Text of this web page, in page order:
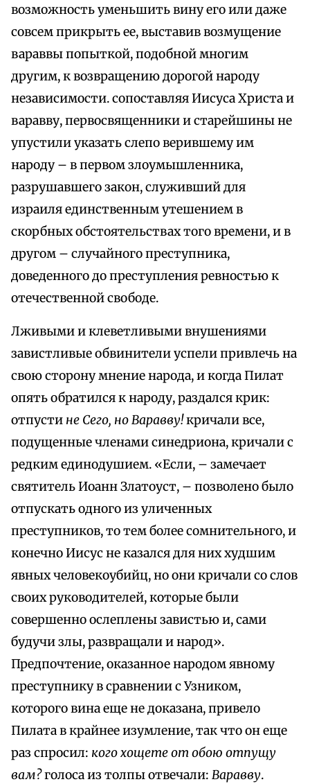
возможность уменьшить вину его или даже
совсем прикрыть ее, выставив возмущение
вараввы попыткой, подобной многим
другим, к возвращению дорогой народу
независимости. сопоставляя Иисуса Христа и
варавву, первосвященники и старейшины не
упустили указать слепо верившему им
народу – в первом злоумышленника,
разрушавшего закон, служивший для
израиля единственным утешением в
скорбных обстоятельствах того времени, и в
другом – случайного преступника,
доведенного до преступления ревностью к
отечественной свободе.
Лживыми и клеветливыми внушениями
завистливые обвинители успели привлечь на
свою сторону мнение народа, и когда Пилат
опять обратился к народу, раздался крик:
отпусти не Сего, но Варавву!кричали все,
подущенные членами синедриона, кричали с
редким единодушием. «Если, – замечает
святитель Иоанн Златоуст, – позволено было
отпускать одного из уличенных
преступников, то тем более сомнительного, и
конечно Иисус не казался для них худшим
явных человекоубийц, но они кричали со слов
своих руководителей, которые были
совершенно ослеплены завистью и, сами
будучи злы, развращали и народ».
Предпочтение, оказанное народом явному
преступнику в сравнении с Узником,
которого вина еще не доказана, привело
Пилата в крайнее изумление, так что он еще
раз спросил: кого хощете от обою отпущу
вам?голоса из толпы отвечали: Варавву.